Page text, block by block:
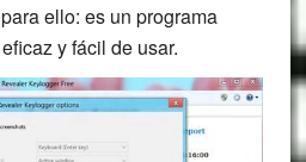
ello: es un programa
y fácil de usar.